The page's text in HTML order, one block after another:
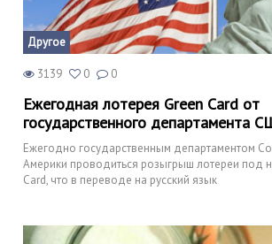
Другое
3139 0 0
Ежегодная лотерея Green Card от
государственного департамента
Ежегодно государственным департаментом
Америки проводиться розыгрыш лотереи под
Card, что в переводе на русский язык